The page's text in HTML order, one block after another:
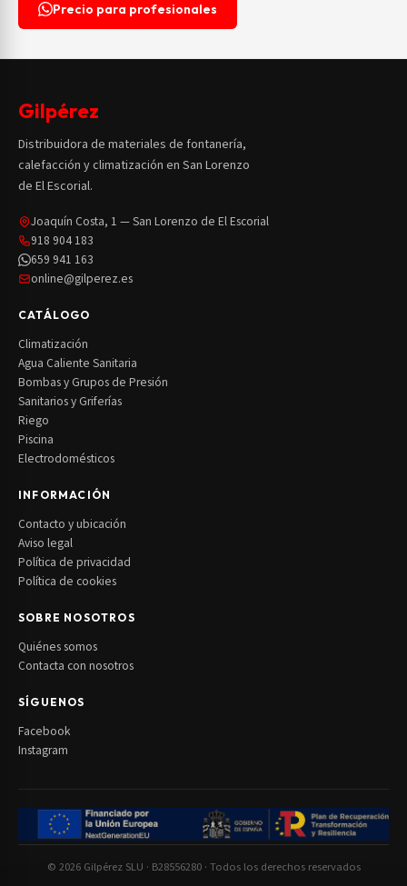
Precio para profesionales
Gilpérez
Distribuidora de materiales de fontanería,
calefacción y climatización en San Lorenzo
de El Escorial.
Joaquín Costa, 1 — San Lorenzo de El Escorial
918 904 183
659 941 163
online@gilperez.es
CATÁLOGO
Climatización
Agua Caliente Sanitaria
Bombas y Grupos de Presión
Sanitarios y Griferías
Riego
Piscina
Electrodomésticos
INFORMACIÓN
Contacto y ubicación
Aviso legal
Política de privacidad
Política de cookies
SOBRE NOSOTROS
Quiénes somos
Contacta con nosotros
SÍGUENOS
Facebook
Instagram
© 2026 Gilpérez SLU · B28556280 · Todos los derechos reservados